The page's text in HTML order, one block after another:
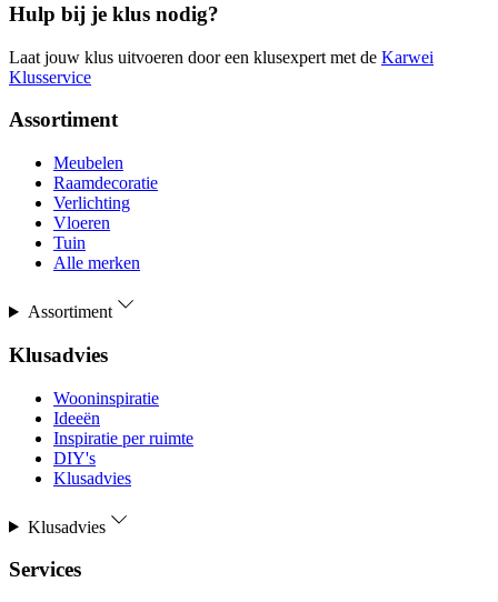
Hulp bij je klus nodig?
Laat jouw klus uitvoeren door een klusexpert met de Karwei
Klusservice
Assortiment
Meubelen
Raamdecoratie
Verlichting
Vloeren
Tuin
Alle merken
Assortiment
Klusadvies
Wooninspiratie
Ideeën
Inspiratie per ruimte
DIY's
Klusadvies
Klusadvies
Services